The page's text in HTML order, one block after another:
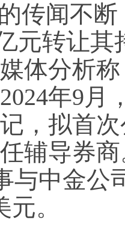
传闻不
元转让其
体分析
年9月
，拟首
辅导券
与中金公
。